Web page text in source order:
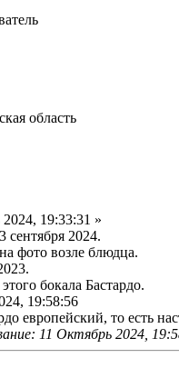
область
19:33:31 »
сентября 2024.
фото возле блюдца.
бокала Бастардо.
19:58:56
европейский, то есть
11 Октябрь 2024,